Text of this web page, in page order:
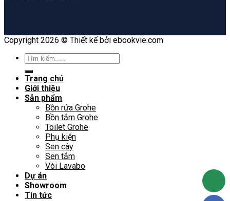
Copyright 2026 © Thiết kế bởi ebookvie.com
Search
for:
Trang chủ
Giới thiệu
Sản phẩm
Bồn rửa Grohe
Bồn tắm Grohe
Toilet Grohe
Phụ kiện
Sen cây
Sen tắm
Vòi Lavabo
Dự án
Showroom
Tin tức